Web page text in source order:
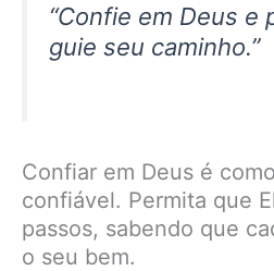
“Confie em Deus e
guie seu caminho.”
Confiar em Deus é
confiável. Permita que
passos, sabendo que
o seu bem.